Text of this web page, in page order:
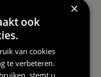
×
ook
van cookies
te verbeteren.
stemt u